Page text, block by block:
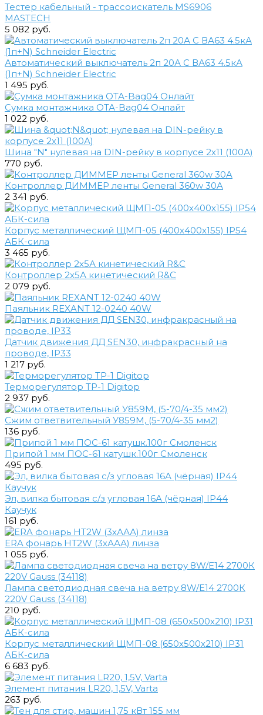
Тестер кабельный - трассоискатель MS6906
MASTECH
5 082 руб.
Автоматический выключатель 2п 20А С ВА63 4.5кА
(1п+N) Schneider Electric
1 495 руб.
Сумка монтажника ОТА-Bag04 Онлайт
1 022 руб.
Шина "N" нулевая на DIN-рейку в корпусе 2х11 (100А)
770 руб.
Контроллер ДИММЕР ленты General 360w 30A
2 341 руб.
Корпус металлический ЩМП-05 (400х400х155) IP54
АБК-сила
3 465 руб.
Контроллер 2х5А кинетический R&C
2 079 руб.
Паяльник REXANT 12-0240 40W
Датчик движения ДД SEN30, инфракрасный на
проводе, IP33
1 217 руб.
Терморегулятор ТР-1 Digitop
2 937 руб.
Сжим ответвительный У859М, (5-70/4-35 мм2)
136 руб.
Припой 1 мм ПОС-61 катушк.100г Смоленск
495 руб.
Эл, вилка бытовая с/з угловая 16А (чёрная) IP44
Каучук
161 руб.
ERA фонарь HT2W (3хААА) линза
1 055 руб.
Лампа светодиодная свеча на ветру 8W/Е14 2700К
220V Gauss (34118)
210 руб.
Корпус металлический ЩМП-08 (650х500х210) IP31
АБК-сила
6 683 руб.
Элемент питания LR20, 1,5V, Varta
263 руб.